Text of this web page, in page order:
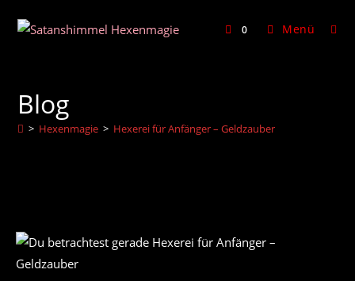
Inhalt
0 Menü
Blog
> Hexenmagie > Hexerei für Anfänger – Geldzauber